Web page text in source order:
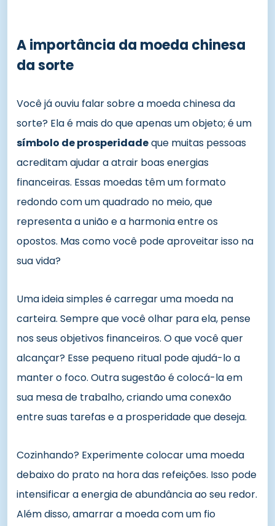
A importância da moeda chinesa
da sorte
Você já ouviu falar sobre a moeda chinesa da
sorte? Ela é mais do que apenas um objeto; é um
símbolo de prosperidadeque muitas pessoas
acreditam ajudar a atrair boas energias
financeiras. Essas moedas têm um formato
redondo com um quadrado no meio, que
representa a união e a harmonia entre os
opostos. Mas como você pode aproveitar isso na
sua vida?
Uma ideia simples é carregar uma moeda na
carteira. Sempre que você olhar para ela, pense
nos seus objetivos financeiros. O que você quer
alcançar? Esse pequeno ritual pode ajudá-lo a
manter o foco. Outra sugestão é colocá-la em
sua mesa de trabalho, criando uma conexão
entre suas tarefas e a prosperidade que deseja.
Cozinhando? Experimente colocar uma moeda
debaixo do prato na hora das refeições. Isso pode
intensificar a energia de abundância ao seu redor.
Além disso, amarrar a moeda com um fio